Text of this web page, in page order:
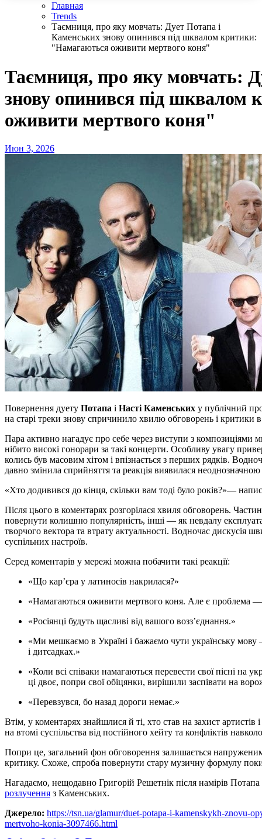
Главная
Trends
Таємниця, про яку мовчать: Дует Потапа і
Каменських знову опинився під шквалом критики:
"Намагаються оживити мертвого коня"
Таємниця, про яку мовчать:
знову опинився під
оживити мертвого коня"
Июн 3, 2026
Повернення дуету Потапа і Насті Каменських у публічний
на старі треки знову спричинило хвилю обговорень і критики
Пара активно нагадує про себе через виступи з
нібито високі гонорари за такі концерти. Особливу увагу
колись був масовим хітом і впізнається з перших рядків.
давно змінила сприйняття та реакція виявилася
«Хто додивився до кінця, скільки вам тоді було років?»—
Після цього в коментарях розгорілася хвиля обговорень.
повернути колишню популярність, інші — як невдалу
творчого вектора та втрату актуальності. Водночас
суспільних настроїв.
Серед коментарів у мережі можна побачити такі реакції:
«Що кар’єра у латиносів накрилася?»
«Намагаються оживити мертвого коня. Але є проблема
«Росіянці будуть щасливі від вашого возз’єднання.»
«Ми мешкаємо в Україні і бажаємо чути українську мову — у транспорті, магазинах, у лікарнях, школах
і дитсадках.»
«Коли всі співаки намагаються перевести свої пісні на українську, мову щоб не виконувати мовою агресора,
ці двоє, попри свої обіцянки, вирішили заспівати на
«Перевзувся, бо назад дороги немає.»
Втім, у коментарях знайшлися й ті, хто став на захист
на втомі суспільства від постійного хейту та конфліктів
Попри це, загальний фон обговорення залишається
критику. Схоже, спроба повернути стару музичну формулу
Нагадаємо, нещодавно Григорій Решетнік після намірів
розлучення з Каменських.
Джерело: https://tsn.ua/glamur/duet-potapa-i-kamenskykh-znovu-
mertvoho-konia-3097466.html